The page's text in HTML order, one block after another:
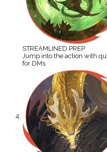
STREAMLINED PREP
Jump into the action with
for DMs.